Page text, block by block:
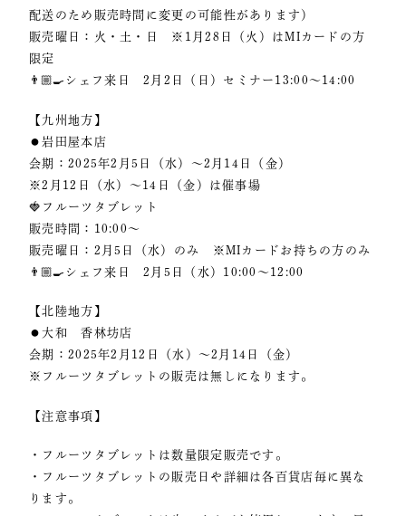
配送のため販売時間に変更の可能性があります）
販売曜日：火・土・日 ※1月28日（火）はMIカードの方
限定
👨🏼‍🍳シェフ来日 2月2日（日）セミナー13:00〜14:00
【九州地方】
⚫︎岩田屋本店
会期：2025年2月5日（水）〜2月14日（金）
※2月12日（水）〜14日（金）は催事場
🍓フルーツタブレット
販売時間：10:00〜
販売曜日：2月5日（水）のみ ※MIカードお持ちの方のみ
👨🏼‍🍳シェフ来日 2月5日（水）10:00〜12:00
【北陸地方】
⚫︎大和 香林坊店
会期：2025年2月12日（水）〜2月14日（金）
※フルーツタブレットの販売は無しになります。
【注意事項】
・フルーツタブレットは数量限定販売です。
・フルーツタブレットの販売日や詳細は各百貨店毎に異な
ります。